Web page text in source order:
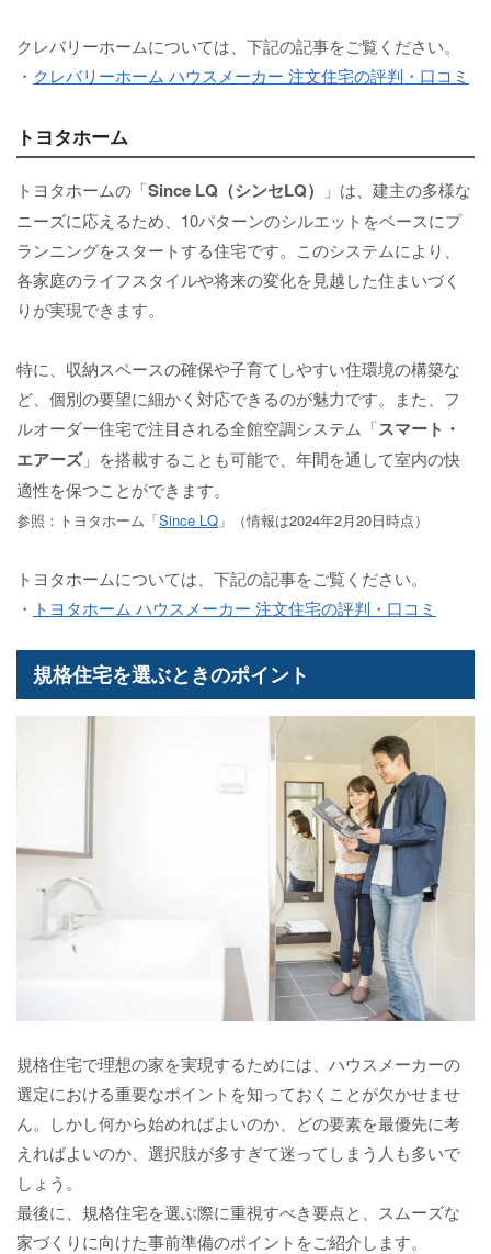
クレバリーホームについては、下記の記事をご覧ください。
・ クレバリーホーム ハウスメーカー 注文住宅の評判・口コミ
トヨタホーム
トヨタホームの「Since LQ（シンセLQ）
」は、建主の多様な
ニーズに応えるため、10パターンのシルエットをベースにプ
ランニングをスタートする住宅です。このシステムにより、
各家庭のライフスタイルや将来の変化を見越した住まいづく
りが実現できます。
特に、収納スペースの確保や子育てしやすい住環境の構築な
ど、個別の要望に細かく対応できるのが魅力です。また、フ
ルオーダー住宅で注目される全館空調システム「スマート・
エアーズ」を搭載することも可能で、年間を通して室内の快
適性を保つことができます。
参照：トヨタホーム「Since LQ 」（情報は2024年2月20日時点）
トヨタホームについては、下記の記事をご覧ください。
・ トヨタホーム ハウスメーカー 注文住宅の評判・口コミ
規格住宅を選ぶときのポイント
規格住宅で理想の家を実現するためには、ハウスメーカーの
選定における重要なポイントを知っておくことが欠かせませ
ん。しかし何から始めればよいのか、どの要素を最優先に考
えればよいのか、選択肢が多すぎて迷ってしまう人も多いで
しょう。
最後に、規格住宅を選ぶ際に重視すべき要点と、スムーズな
家づくりに向けた事前準備のポイントをご紹介します。